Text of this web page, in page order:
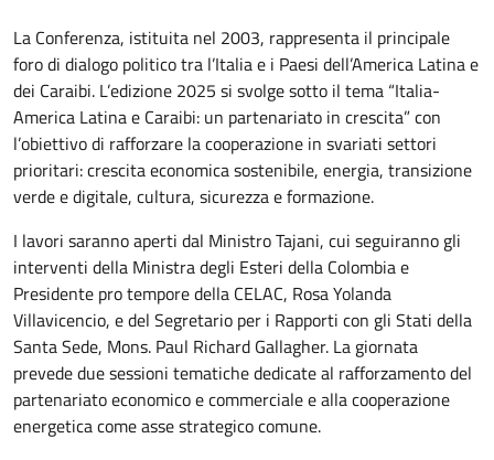
La Conferenza, istituita nel 2003, rappresenta il principale
foro di dialogo politico tra l’Italia e i Paesi dell’America Latina e
dei Caraibi. L’edizione 2025 si svolge sotto il tema “Italia-
America Latina e Caraibi: un partenariato in crescita” con
l’obiettivo di rafforzare la cooperazione in svariati settori
prioritari: crescita economica sostenibile, energia, transizione
verde e digitale, cultura, sicurezza e formazione.
I lavori saranno aperti dal Ministro Tajani, cui seguiranno gli
interventi della Ministra degli Esteri della Colombia e
Presidente pro tempore della CELAC, Rosa Yolanda
Villavicencio, e del Segretario per i Rapporti con gli Stati della
Santa Sede, Mons. Paul Richard Gallagher. La giornata
prevede due sessioni tematiche dedicate al rafforzamento del
partenariato economico e commerciale e alla cooperazione
energetica come asse strategico comune.